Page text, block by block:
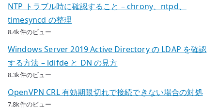
NTP トラブル時に確認すること – chrony、ntpd、
timesyncd の整理
8.4k件のビュー
Windows Server 2019 Active Directory の LDAP を確認
する方法 – ldifde と DN の見方
8.3k件のビュー
OpenVPN CRL 有効期限切れで接続できない場合の対処
7.8k件のビュー